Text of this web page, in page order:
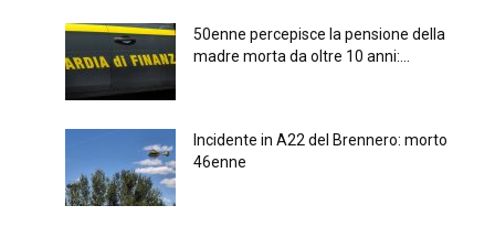
50enne percepisce la pensione della
madre morta da oltre 10 anni:...
Incidente in A22 del Brennero: morto
46enne